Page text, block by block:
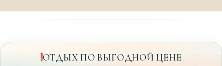
ОТДЫХ ПО ВЫГОДНОЙ ЦЕНЕ